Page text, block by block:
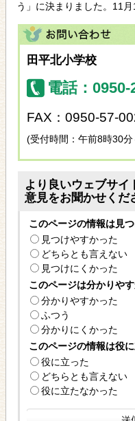
う」に決まりました。11
田平北小学校
電話：0950-
FAX：0950-57-
(受付時間：午前8時30
より良いウェブサイ
意見をお聞かせくだ
このページの情報は見
見つけやすかった
どちらとも言えない
見つけにくかった
このページは分かりや
分かりやすかった
ふつう
分かりにくかった
このページの情報は役
役に立った
どちらとも言えない
役に立たなかった